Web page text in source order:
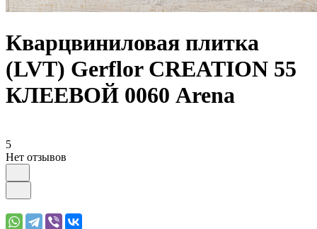
Кварцвиниловая плитка
(LVT) Gerflor CREATION 55
КЛЕЕВОЙ 0060 Arena
5
Нет отзывов